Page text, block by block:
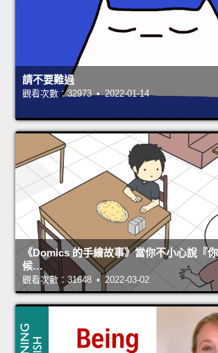
請不要難過
觀看次數：32973 • 2022-01-14
《Domics 的手繪故事》當你不小心說『
候…
觀看次數：31648 • 2022-03-02